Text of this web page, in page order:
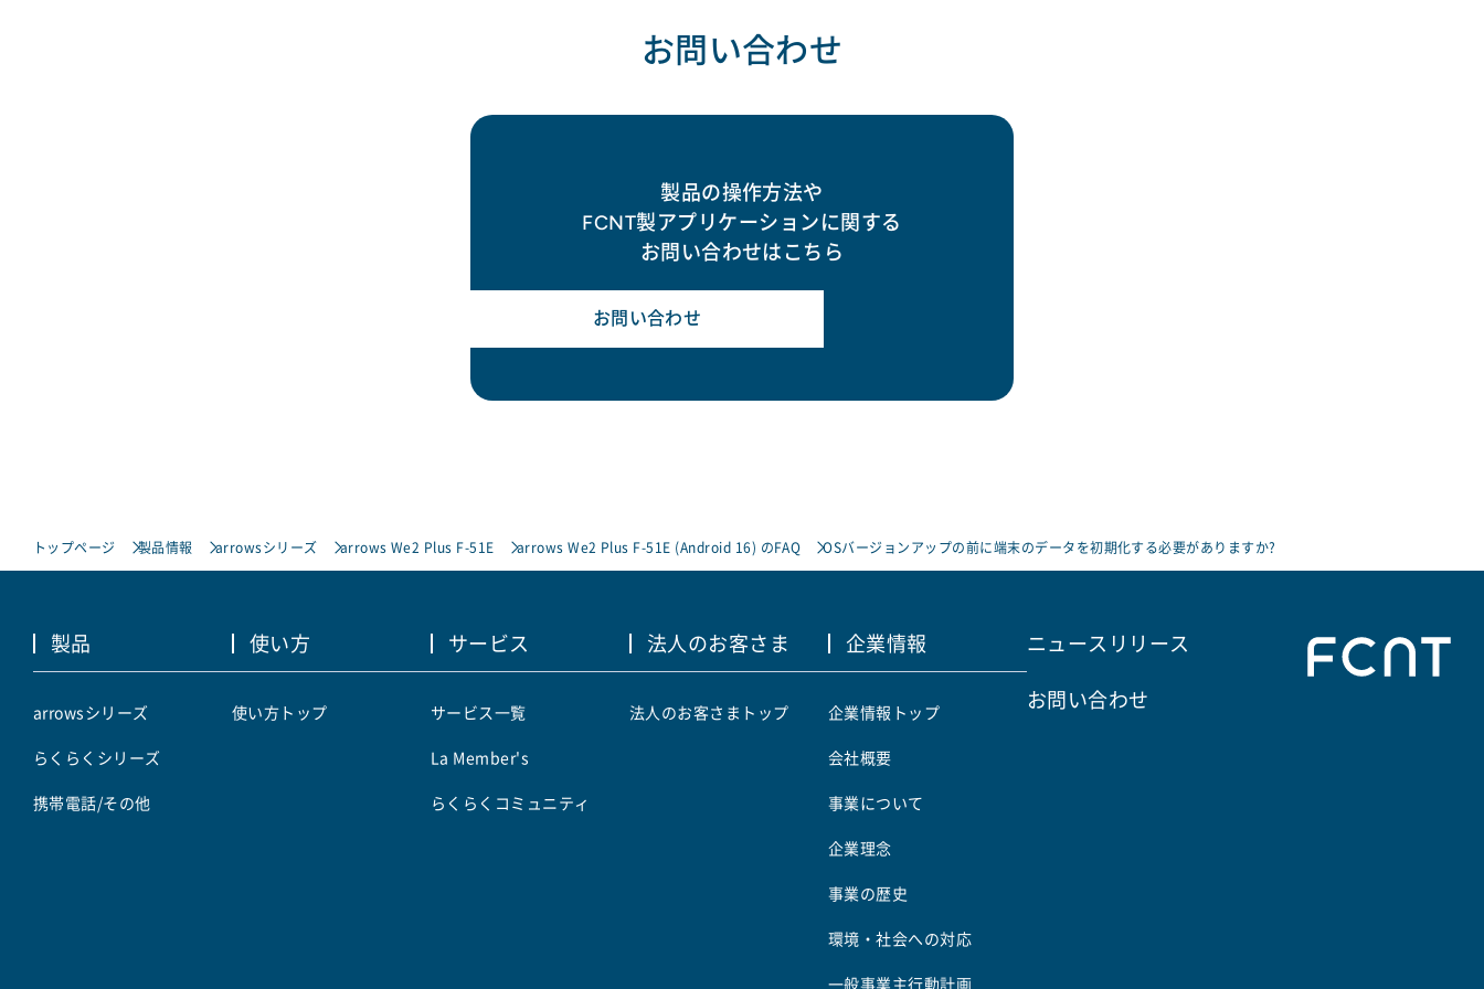
お問い合わせ
製品の操作方法や
FCNT製アプリケーションに関する
お問い合わせはこちら
お問い合わせ
トップページ 製品情報 arrowsシリーズ arrows We2 Plus F-51E arrows We2 Plus F-51E (Android 16) のFAQ OSバージョンアップの前に端末のデータを初期化する必要がありますか?
製品
arrowsシリーズ
らくらくシリーズ
携帯電話/その他
使い方
使い方トップ
サービス
サービス一覧
La Member's
らくらくコミュニティ
法人のお客さま
法人のお客さまトップ
企業情報
企業情報トップ
会社概要
事業について
企業理念
事業の歴史
環境・社会への対応
一般事業主行動計画
ニュースリリース
お問い合わせ